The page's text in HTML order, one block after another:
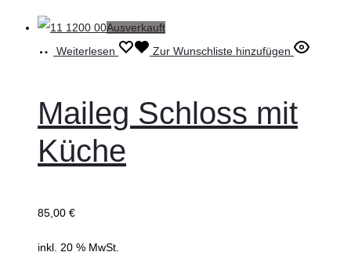
Ausverkauft
Weiterlesen
Zur Wunschliste hinzufügen
Maileg Schloss mit
Küche
85,00 €
inkl. 20 % MwSt.